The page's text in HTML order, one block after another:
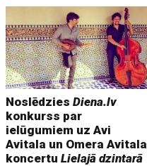
NoslēdziesDiena.lv
konkurss par
ielūgumiem uz Avi
Avitala un Omera Avitala
koncertuLielajā dzintarā